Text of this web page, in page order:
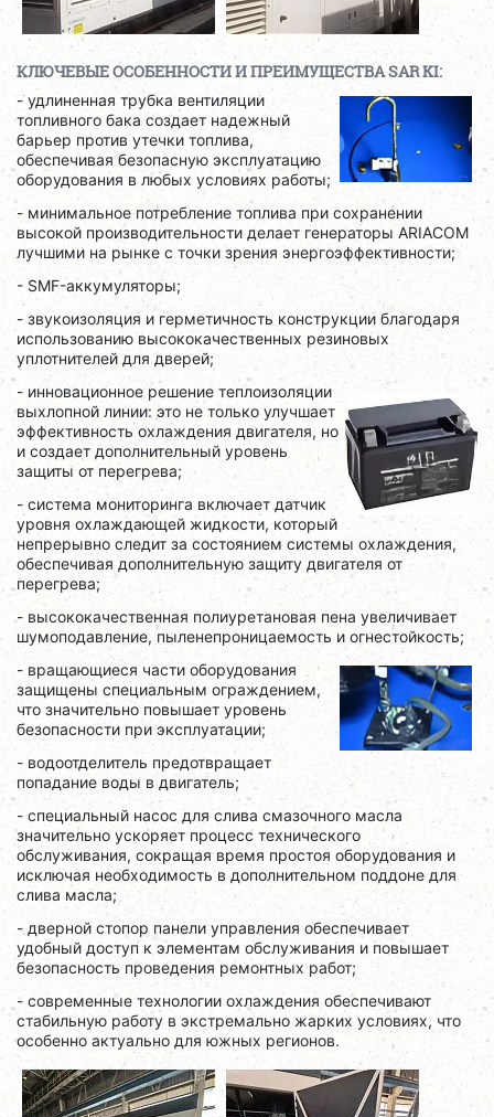
КЛЮЧЕВЫЕ ОСОБЕННОСТИ И ПРЕИМУЩЕСТВА SAR KI:
- удлиненная трубка вентиляции
топливного бака создает надежный
барьер против утечки топлива,
обеспечивая безопасную эксплуатацию
оборудования в любых условиях работы;
- минимальное потребление топлива при сохранении
высокой производительности делает генераторы ARIACOM
лучшими на рынке с точки зрения энергоэффективности;
- SMF-аккумуляторы;
- звукоизоляция и герметичность конструкции благодаря
использованию высококачественных резиновых
уплотнителей для дверей;
- инновационное решение теплоизоляции
выхлопной линии: это не только улучшает
эффективность охлаждения двигателя, но
и создает дополнительный уровень
защиты от перегрева;
- система мониторинга включает датчик
уровня охлаждающей жидкости, который
непрерывно следит за состоянием системы охлаждения,
обеспечивая дополнительную защиту двигателя от
перегрева;
- высококачественная полиуретановая пена увеличивает
шумоподавление, пыленепроницаемость и огнестойкость;
- вращающиеся части оборудования
защищены специальным ограждением,
что значительно повышает уровень
безопасности при эксплуатации;
- водоотделитель предотвращает
попадание воды в двигатель;
- специальный насос для слива смазочного масла
значительно ускоряет процесс технического
обслуживания, сокращая время простоя оборудования и
исключая необходимость в дополнительном поддоне для
слива масла;
- дверной стопор панели управления обеспечивает
удобный доступ к элементам обслуживания и повышает
безопасность проведения ремонтных работ;
- современные технологии охлаждения обеспечивают
стабильную работу в экстремально жарких условиях, что
особенно актуально для южных регионов.